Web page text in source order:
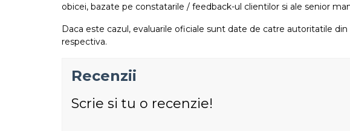
obicei, bazate pe constatarile / feedback-ul clientilor si ale senior
Daca este cazul, evaluarile oficiale sunt date de catre autoritatile
respectiva.
Recenzii
Scrie si tu o recenzie!